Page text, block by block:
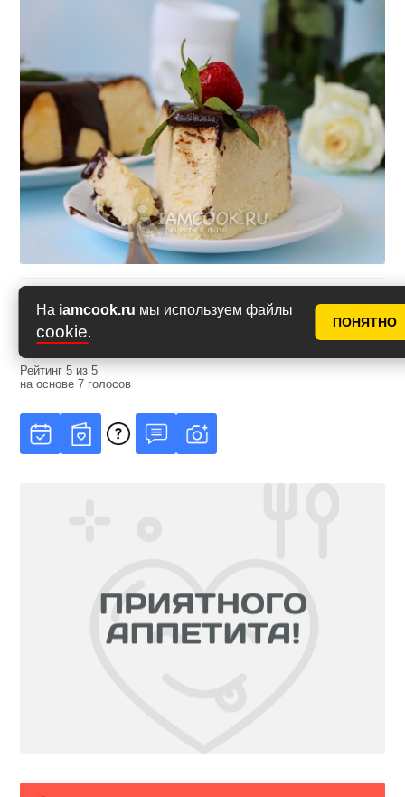
На iamcook.ru мы используем файлы
cookie.
ПОНЯТНО
Оценить рецепт
Рейтинг5 из5
на основе7 голосов